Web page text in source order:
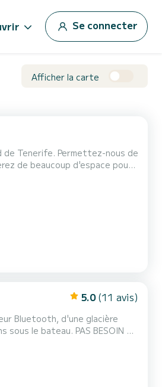
Se connecter
Afficher la carte
Tenerife. Permettez-nous de
de beaucoup d'espace pour
privée et une douche d'eau
pour votre...
5.0 (11 avis)
Bluetooth, d'une glacière
le bateau. PAS BESOIN DE
Puertito de Aremeñime. Si vous
pour 25 €, au m...